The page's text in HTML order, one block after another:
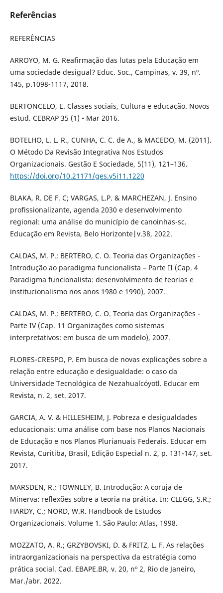
Referências
REFERÊNCIAS
ARROYO, M. G. Reafirmação das lutas pela Educação em
uma sociedade desigual? Educ. Soc., Campinas, v. 39, nº.
145, p.1098-1117, 2018.
BERTONCELO, E. Classes sociais, Cultura e educação. Novos
estud. CEBRAP 35 (1) • Mar 2016.
BOTELHO, L. L. R., CUNHA, C. C. de A., & MACEDO, M. (2011).
O Método Da Revisão Integrativa Nos Estudos
Organizacionais. Gestão E Sociedade, 5(11), 121–136.
https://doi.org/10.21171/ges.v5i11.1220
BLAKA, R. DE F. C; VARGAS, L.P. & MARCHEZAN, J. Ensino
profissionalizante, agenda 2030 e desenvolvimento
regional: uma análise do município de canoinhas-sc.
Educação em Revista, Belo Horizonte|v.38, 2022.
CALDAS, M. P.; BERTERO, C. O. Teoria das Organizações -
Introdução ao paradigma funcionalista – Parte II (Cap. 4
Paradigma funcionalista: desenvolvimento de teorias e
institucionalismo nos anos 1980 e 1990), 2007.
CALDAS, M. P.; BERTERO, C. O. Teoria das Organizações -
Parte IV (Cap. 11 Organizações como sistemas
interpretativos: em busca de um modelo), 2007.
FLORES-CRESPO, P. Em busca de novas explicações sobre a
relação entre educação e desigualdade: o caso da
Universidade Tecnológica de Nezahualcóyotl. Educar em
Revista, n. 2, set. 2017.
GARCIA, A. V. & HILLESHEIM, J. Pobreza e desigualdades
educacionais: uma análise com base nos Planos Nacionais
de Educação e nos Planos Plurianuais Federais. Educar em
Revista, Curitiba, Brasil, Edição Especial n. 2, p. 131-147, set.
2017.
MARSDEN, R.; TOWNLEY, B. Introdução: A coruja de
Minerva: reflexões sobre a teoria na prática. In: CLEGG, S.R.;
HARDY, C.; NORD, W.R. Handbook de Estudos
Organizacionais. Volume 1. São Paulo: Atlas, 1998.
MOZZATO, A. R.; GRZYBOVSKI, D. & FRITZ, L. F. As relações
intraorganizacionais na perspectiva da estratégia como
prática social. Cad. EBAPE.BR, v. 20, nº 2, Rio de Janeiro,
Mar./abr. 2022.